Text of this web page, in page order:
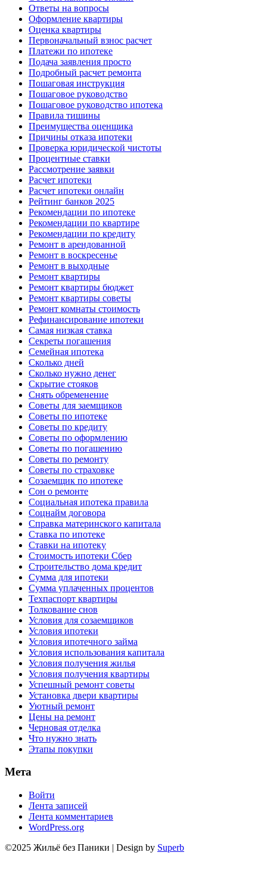
Ответы на вопросы
Оформление квартиры
Оценка квартиры
Первоначальный взнос расчет
Платежи по ипотеке
Подача заявления просто
Подробный расчет ремонта
Пошаговая инструкция
Пошаговое руководство
Пошаговое руководство ипотека
Правила тишины
Преимущества оценщика
Причины отказа ипотеки
Проверка юридической чистоты
Процентные ставки
Рассмотрение заявки
Расчет ипотеки
Расчет ипотеки онлайн
Рейтинг банков 2025
Рекомендации по ипотеке
Рекомендации по квартире
Рекомендации по кредиту
Ремонт в арендованной
Ремонт в воскресенье
Ремонт в выходные
Ремонт квартиры
Ремонт квартиры бюджет
Ремонт квартиры советы
Ремонт комнаты стоимость
Рефинансирование ипотеки
Самая низкая ставка
Секреты погашения
Семейная ипотека
Сколько дней
Сколько нужно денег
Скрытие стояков
Снять обременение
Советы для заемщиков
Советы по ипотеке
Советы по кредиту
Советы по оформлению
Советы по погашению
Советы по ремонту
Советы по страховке
Созаемщик по ипотеке
Сон о ремонте
Социальная ипотека правила
Соцнайм договора
Справка материнского капитала
Ставка по ипотеке
Ставки на ипотеку
Стоимость ипотеки Сбер
Строительство дома кредит
Сумма для ипотеки
Сумма уплаченных процентов
Техпаспорт квартиры
Толкование снов
Условия для созаемщиков
Условия ипотеки
Условия ипотечного займа
Условия использования капитала
Условия получения жилья
Условия получения квартиры
Успешный ремонт советы
Установка двери квартиры
Уютный ремонт
Цены на ремонт
Черновая отделка
Что нужно знать
Этапы покупки
Мета
Войти
Лента записей
Лента комментариев
WordPress.org
©2025 Жильё без Паники | Design by Superb